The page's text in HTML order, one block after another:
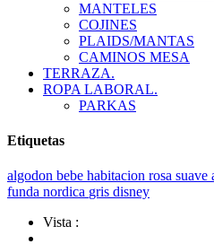
MANTELES
COJINES
PLAIDS/MANTAS
CAMINOS MESA
TERRAZA.
ROPA LABORAL.
PARKAS
Etiquetas
algodon bebe habitacion rosa suave
funda nordica gris disney
Vista :